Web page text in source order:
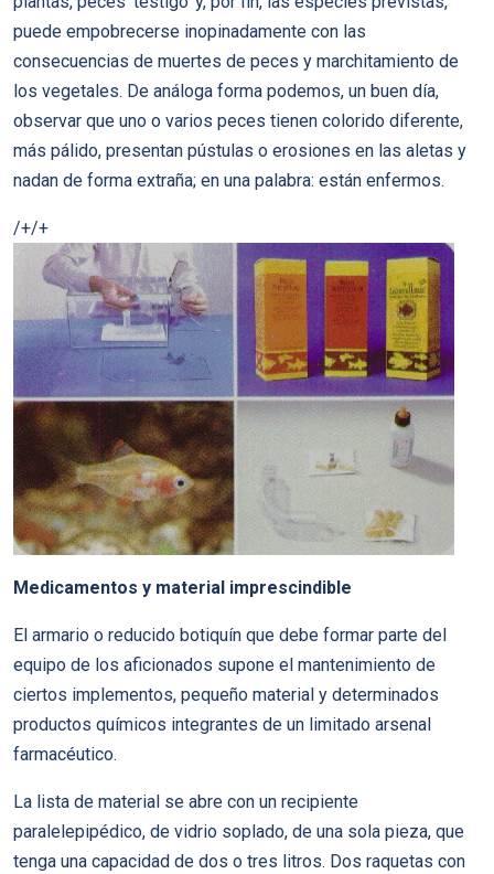
puede empobrecerse inopinadamente con las
consecuencias de muertes de peces y marchitamiento de
los vegetales. De análoga forma podemos, un buen día,
observar que uno o varios peces tienen colorido diferente,
más pálido, presentan pústulas o erosiones en las aletas y
nadan de forma extraña; en una palabra: están enfermos.
/+/+
Medicamentos y material imprescindible
El armario o reducido botiquín que debe formar parte del
equipo de los aficionados supone el mantenimiento de
ciertos implementos, pequeño material y determinados
productos químicos integrantes de un limitado arsenal
farmacéutico.
La lista de material se abre con un recipiente
paralelepipédico, de vidrio soplado, de una sola pieza, que
tenga una capacidad de dos o tres litros. Dos raquetas con